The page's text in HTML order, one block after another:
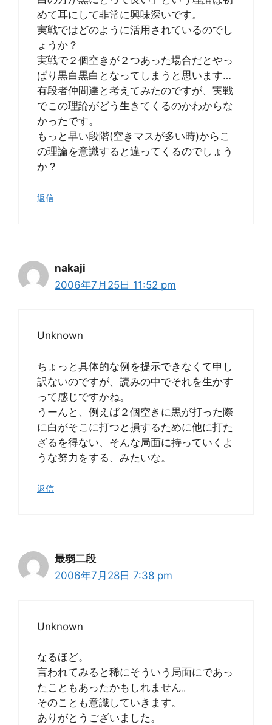
めて耳にして非常に興味深いです。
実戦ではどのように活用されているのでし
ょうか？
実戦で２個空きが２つあった場合だとやっ
ぱり黒白黒白となってしまうと思います…
有段者仲間達と考えてみたのですが、実戦
でこの理論がどう生きてくるのかわからな
かったです。
もっと早い段階(空きマスが多い時)からこ
の理論を意識すると違ってくるのでしょう
か？
返信
nakaji
2006年7月25日 11:52 pm
Unknown
ちょっと具体的な例を提示できなくて申し
訳ないのですが、読みの中でそれを生かす
って感じですかね。
うーんと、例えば２個空きに黒が打った際
に白がそこに打つと損するために他に打た
ざるを得ない、そんな局面に持っていくよ
うな努力をする、みたいな。
返信
最弱二段
2006年7月28日 7:38 pm
Unknown
なるほど。
言われてみると稀にそういう局面にであっ
たこともあったかもしれません。
そのことも意識していきます。
ありがとうございました。